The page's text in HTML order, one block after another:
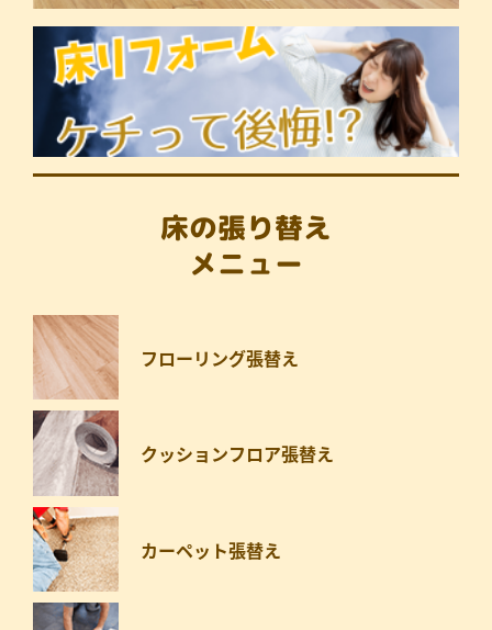
床の張り替え
メニュー
フローリング張替え
クッションフロア張替え
カーペット張替え